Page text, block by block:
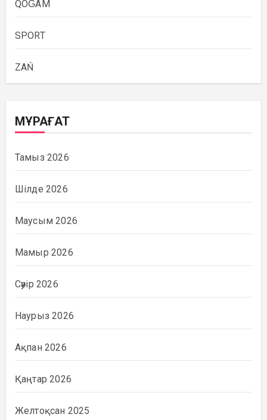
QOǴAM
SPORT
ZAŃ
МҰРАҒАТ
Тамыз 2026
Шілде 2026
Маусым 2026
Мамыр 2026
Сәуір 2026
Наурыз 2026
Ақпан 2026
Қаңтар 2026
Желтоқсан 2025